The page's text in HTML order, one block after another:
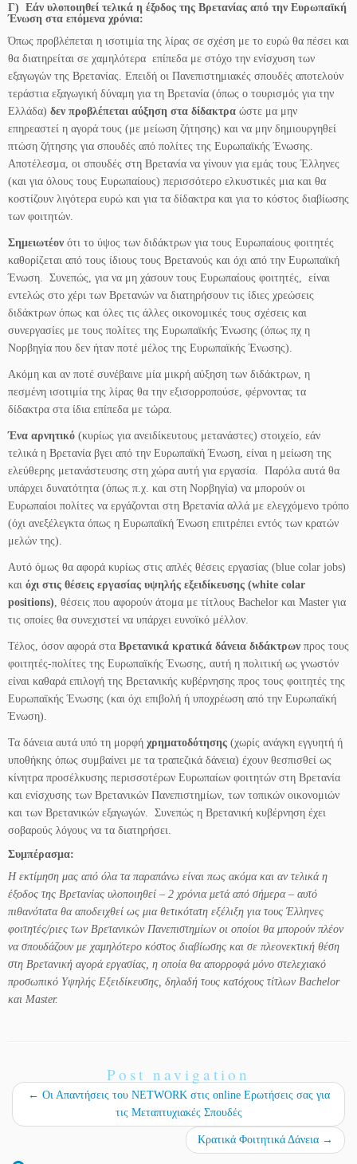
Γ) Εάν υλοποιηθεί τελικά η έξοδος της Βρετανίας από την Ευρωπαϊκή
Ένωση στα επόμενα χρόνια:
Όπως προβλέπεται η ισοτιμία της λίρας σε σχέση με το ευρώ θα πέσει και
θα διατηρείται σε χαμηλότερα επίπεδα με στόχο την ενίσχυση των
εξαγωγών της Βρετανίας. Επειδή οι Πανεπιστημιακές σπουδές αποτελούν
τεράστια εξαγωγική δύναμη για τη Βρετανία (όπως ο τουρισμός για την
Ελλάδα) δεν προβλέπεται αύξηση στα δίδακτρα ώστε μα μην
επηρεαστεί η αγορά τους (με μείωση ζήτησης) και να μην δημιουργηθεί
πτώση ζήτησης για σπουδές από πολίτες της Ευρωπαϊκής Ένωσης.
Αποτέλεσμα, οι σπουδές στη Βρετανία να γίνουν για εμάς τους Έλληνες
(και για όλους τους Ευρωπαίους) περισσότερο ελκυστικές μια και θα
κοστίζουν λιγότερα ευρώ και για τα δίδακτρα και για το κόστος διαβίωσης
των φοιτητών.
Σημειωτέον ότι το ύψος των διδάκτρων για τους Ευρωπαίους φοιτητές
καθορίζεται από τους ίδιους τους Βρετανούς και όχι από την Ευρωπαϊκή
Ένωση. Συνεπώς, για να μη χάσουν τους Ευρωπαίους φοιτητές, είναι
εντελώς στο χέρι των Βρετανών να διατηρήσουν τις ίδιες χρεώσεις
διδάκτρων όπως και όλες τις άλλες οικονομικές τους σχέσεις και
συνεργασίες με τους πολίτες της Ευρωπαϊκής Ένωσης (όπως πχ η
Νορβηγία που δεν ήταν ποτέ μέλος της Ευρωπαϊκής Ένωσης).
Ακόμη και αν ποτέ συνέβαινε μία μικρή αύξηση των διδάκτρων, η
πεσμένη ισοτιμία της λίρας θα την εξισορροπούσε, φέρνοντας τα
δίδακτρα στα ίδια επίπεδα με τώρα.
Ένα αρνητικό (κυρίως για ανειδίκευτους μετανάστες) στοιχείο, εάν
τελικά η Βρετανία βγει από την Ευρωπαϊκή Ένωση, είναι η μείωση της
ελεύθερης μετανάστευσης στη χώρα αυτή για εργασία. Παρόλα αυτά θα
υπάρχει δυνατότητα (όπως π.χ. και στη Νορβηγία) να μπορούν οι
Ευρωπαίοι πολίτες να εργάζονται στη Βρετανία αλλά με ελεγχόμενο τρόπο
(όχι ανεξέλεγκτα όπως η Ευρωπαϊκή Ένωση επιτρέπει εντός των κρατών
μελών της).
Αυτό όμως θα αφορά κυρίως στις απλές θέσεις εργασίας (blue colar jobs)
και όχι στις θέσεις εργασίας υψηλής εξειδίκευσης (white colar
positions), θέσεις που αφορούν άτομα με τίτλους Bachelor και Master για
τις οποίες θα συνεχιστεί να υπάρχει ευνοϊκό μέλλον.
Τέλος, όσον αφορά στα Βρετανικά κρατικά δάνεια διδάκτρων προς τους
φοιτητές-πολίτες της Ευρωπαϊκής Ένωσης, αυτή η πολιτική ως γνωστόν
είναι καθαρά επιλογή της Βρετανικής κυβέρνησης προς τους φοιτητές της
Ευρωπαϊκής Ένωσης (και όχι επιβολή ή υποχρέωση από την Ευρωπαϊκή
Ένωση).
Τα δάνεια αυτά υπό τη μορφή χρηματοδότησης (χωρίς ανάγκη εγγυητή ή
υποθήκης όπως συμβαίνει με τα τραπεζικά δάνεια) έχουν θεσπισθεί ως
κίνητρα προσέλκυσης περισσοτέρων Ευρωπαίων φοιτητών στη Βρετανία
και ενίσχυσης των Βρετανικών Πανεπιστημίων, των τοπικών οικονομιών
και των Βρετανικών εξαγωγών. Συνεπώς η Βρετανική κυβέρνηση έχει
σοβαρούς λόγους να τα διατηρήσει.
Συμπέρασμα:
Η εκτίμηση μας από όλα τα παραπάνω είναι πως ακόμα και αν τελικά η
έξοδος της Βρετανίας υλοποιηθεί – 2 χρόνια μετά από σήμερα – αυτό
πιθανότατα θα αποδειχθεί ως μια θετικότατη εξέλιξη για τους Έλληνες
φοιτητές/ριες των Βρετανικών Πανεπιστημίων οι οποίοι θα μπορούν πλέον
να σπουδάζουν με χαμηλότερο κόστος διαβίωσης και σε πλεονεκτική θέση
στη Βρετανική αγορά εργασίας, η οποία θα απορροφά μόνο στελεχιακό
προσωπικό Υψηλής Εξειδίκευσης, δηλαδή τους κατόχους τίτλων Bachelor
και Master.
Post navigation
← Οι Απαντήσεις του NETWORK στις online Ερωτήσεις σας για
τις Μεταπτυχιακές Σπουδές
Κρατικά Φοιτητικά Δάνεια →